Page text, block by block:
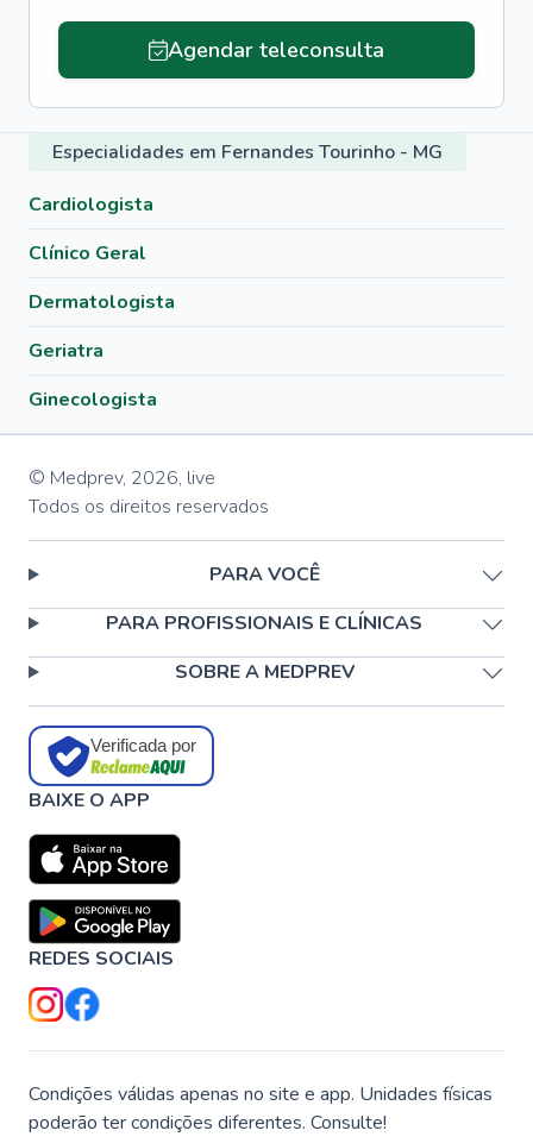
Agendar teleconsulta
Especialidades em Fernandes Tourinho - MG
Cardiologista
Clínico Geral
Dermatologista
Geriatra
Ginecologista
© Medprev, 2026, live
Todos os direitos reservados
PARA VOCÊ
PARA PROFISSIONAIS E CLÍNICAS
SOBRE A MEDPREV
Verificada por
BAIXE O APP
REDES SOCIAIS
Condições válidas apenas no site e app. Unidades físicas
poderão ter condições diferentes. Consulte!